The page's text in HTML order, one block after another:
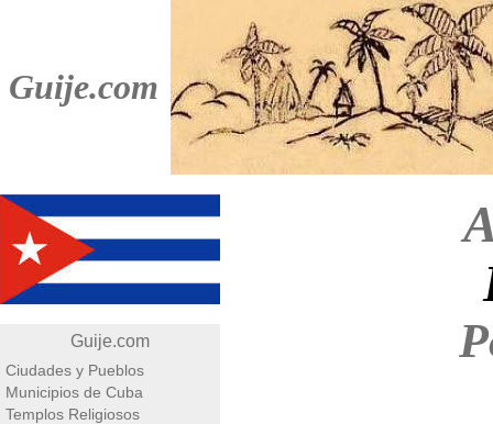
Guije.com
Guije.com
Ciudades y Pueblos
Municipios de Cuba
Templos Religiosos